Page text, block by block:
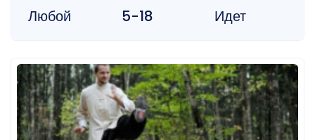
Любой 5-18 Идет